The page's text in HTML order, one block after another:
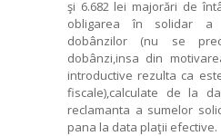
şi 6.682 lei majorări de
obligarea în solidar
dobânzilor (nu se
dobânzi,insa din
introductive rezulta ca
fiscale),calculate de la
reclamanta a sumelor
pana la data plaţii efective.